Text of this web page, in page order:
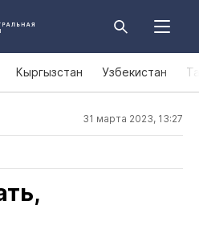
Кыргызстан Узбекистан
31 марта 2023, 13:27